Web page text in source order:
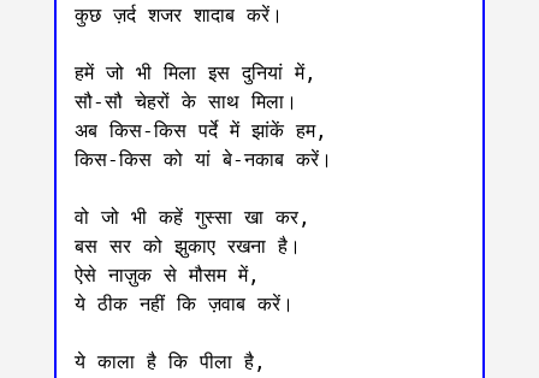
कुछ ज़र्द शजर शादाब करें।
हमें जो भी मिला इस दुनियां में,
सौ-सौ चेहरों के साथ मिला।
अब किस-किस पर्दे में झांकें हम,
किस-किस को यां बे-नकाब करें।
वो‌ जो‌ भी कहें गुस्सा खा कर,
बस सर को झुकाए रखना है।
ऐसे नाज़ुक से मौसम में,
ये ठीक नहीं कि ज़वाब करें।
ये काला है कि पीला है,